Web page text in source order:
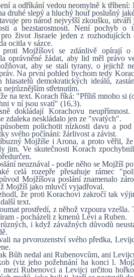
a odříkání vedou neomylně k tříbení:
druhé slepý a hluchý houf poslušný
pro národ nejvyšší zkoušku, utváří
a bezstarostnosti. Není pochyb o
život Jisraele jeden z rozhodujících
ocitla v sázce.
Mojžíšovi se zdánlivě opírají o
oprávněné žádat, aby lid měl právo
aby se stali tyrany, o jejichž
Na první pohled bychom tedy
demokratických ideálů,
nejrůznějším střetnutím.
na text. Korach říká: "Příliš mnoho si
v ní jsou svatí" (16,3).
dokládají Korachovu neupřímnost.
zdaleka neskládalo jen ze "svatých".
polichotit nízkosti davu a pod
svého počínáni: žárlivost a závist.
Mojžíše i Arona, a proto věřil, že
jim. Ve skutečnosti Korach
neuznával - podle něho se Mojžíš
celá rozepře přesahuje rámec
Mojžíšova poslání znamenalo
Mojžíš jako mluvčí vyjadřoval.
že proti Korachovi zakročí tak
text.
prostředí, z něhož vzpoura
- pocházeli z kmenů Lévi a Ruben.
i když závažných důvodů
na prvorozenství svého předka,
Bůh nedal ani Rubenovcům, ani
(viz jeho požehnání ha konci l.
mezi Rubenovci a Levijci určitou